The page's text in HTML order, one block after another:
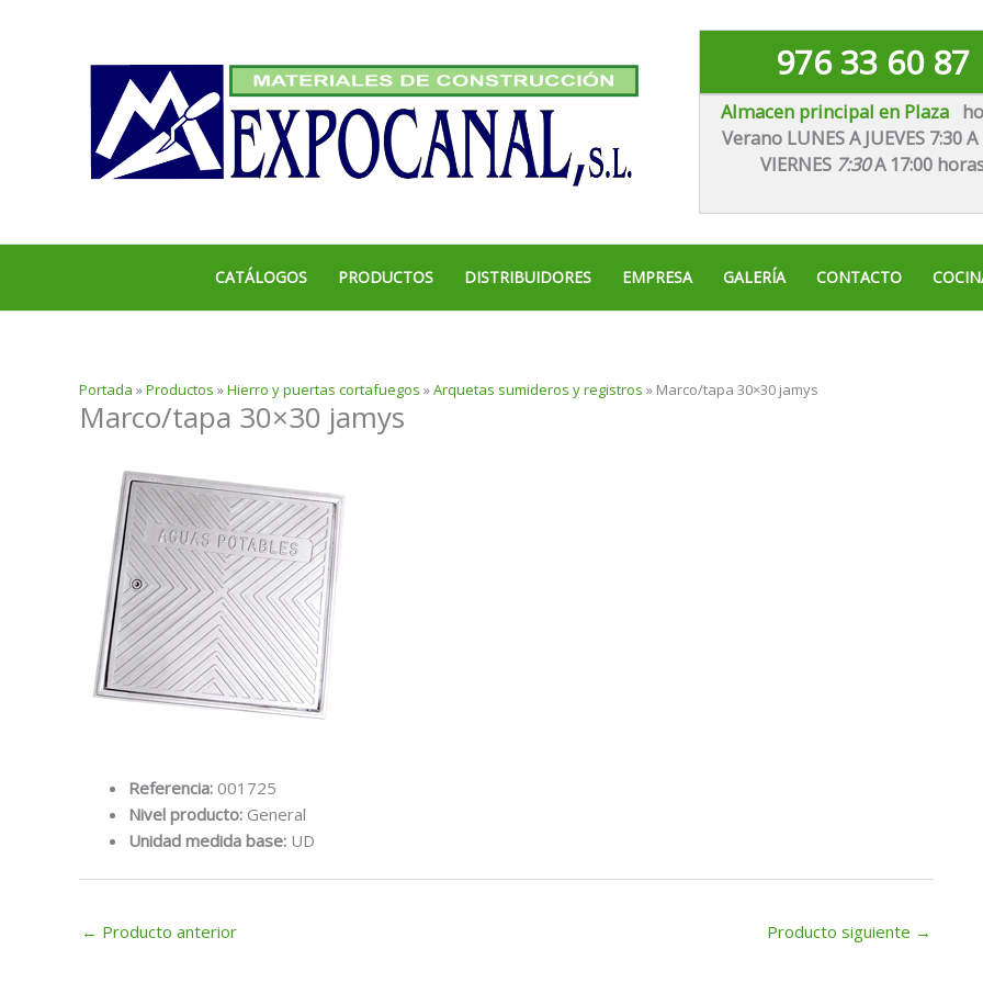
976 33 60 87
Almacen principal en Plaza
Verano LUNES A JUEVES 7:30 A
VIERNES 7:30A 17:00
CATÁLOGOS PRODUCTOS DISTRIBUIDORES EMPRESA GALERÍA CONTACTO
Portada »Productos »Hierro y puertas cortafuegos »Arquetas sumideros y registros » Marco/tapa 30×30 jamys
Marco/tapa 30×30 jamys
Referencia: 001725
Nivel producto: General
Unidad medida base: UD
← Producto anterior Producto siguiente →